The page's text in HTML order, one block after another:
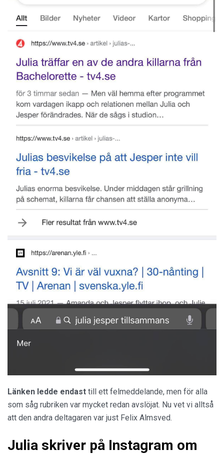
Länken ledde endast till ett felmeddelande, men för alla
som såg rubriken var mycket redan avslöjat. Nu vet vi alltså
att den andra deltagaren var just Felix Almsved.
Julia skriver på Instagram om